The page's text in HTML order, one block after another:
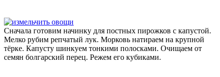
Сначала готовим начинку для постных пирожков с капустой.
Мелко рубим репчатый лук. Морковь натираем на крупной
тёрке. Капусту шинкуем тонкими полосками. Очищаем от
семян болгарский перец. Режем его кубиками.